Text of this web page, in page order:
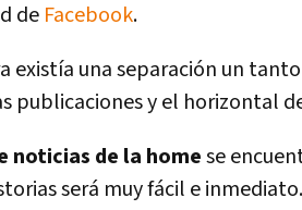
de Facebook.
existí­a una separación un
publicaciones y el horizontal
noticias de la homese
será muy fácil e inmediato.